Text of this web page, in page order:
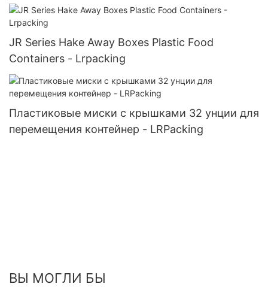
JR Series Hake Away Boxes Plastic Food
Containers - Lrpacking
Пластиковые миски с крышками 32 унции для
перемещения контейнер - LRPacking
ВЫ МОГЛИ БЫ